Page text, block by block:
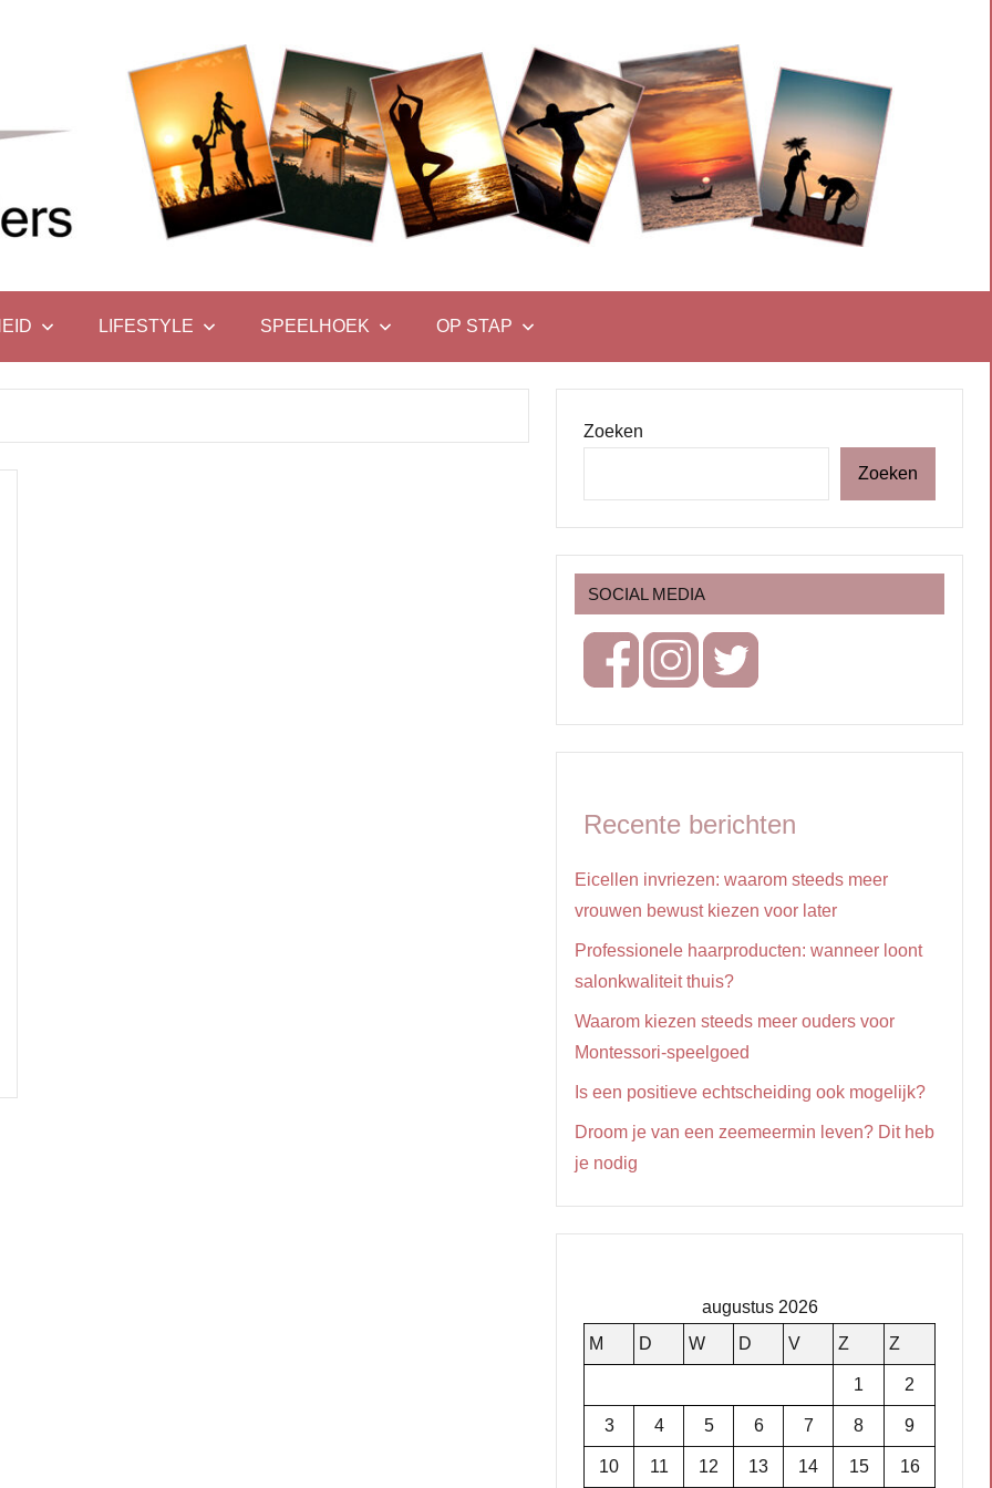
LIFESTYLE SPEELHOEK OP STAP
Zoeken
Zoeken
SOCIAL MEDIA
Recente berichten
Eicellen invriezen: waarom steeds meer
vrouwen bewust kiezen voor later
Professionele haarproducten: wanneer loont
salonkwaliteit thuis?
Waarom kiezen steeds meer ouders voor
Montessori-speelgoed
Is een positieve echtscheiding ook mogelijk?
Droom je van een zeemeermin leven? Dit heb
je nodig
augustus 2026
M
D W D V Z Z
1 2
3 4 5 6 7 8 9
10 11 12 13 14 15 16